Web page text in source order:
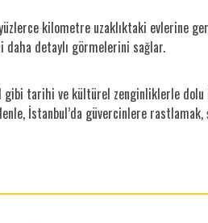
kilometre uzaklıktaki evlerine
daha detaylı görmelerini sağlar.
gibi tarihi ve kültürel zenginliklerle
İstanbul’da güvercinlere